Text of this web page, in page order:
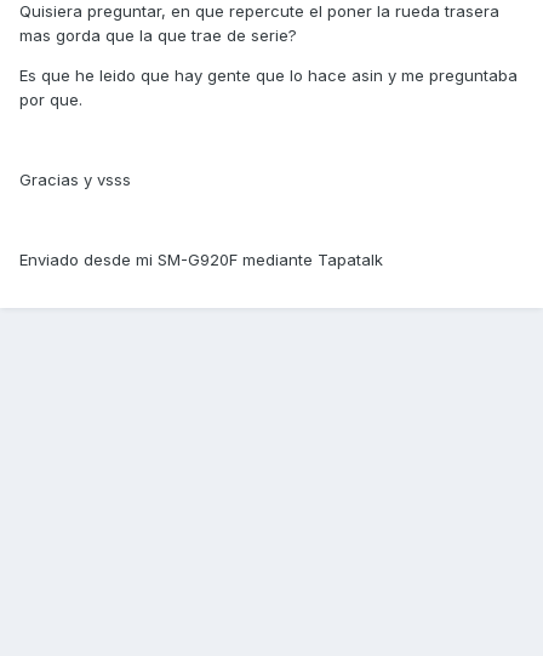
Quisiera preguntar, en que repercute el poner la rueda trasera
mas gorda que la que trae de serie?
Es que he leido que hay gente que lo hace asin y me preguntaba
por que.
Gracias y vsss
Enviado desde mi SM-G920F mediante Tapatalk